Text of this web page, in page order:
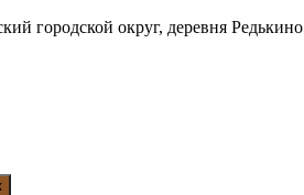
городской округ, деревня Редькино